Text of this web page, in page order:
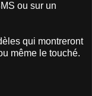
ou sur un
qui montreront
même le touché.